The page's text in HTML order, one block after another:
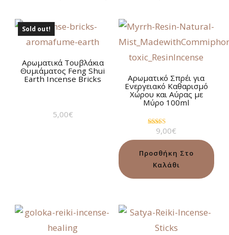
Sold out!
Αρωματικά Τουβλάκια
Θυμιάματος Feng Shui
Earth Incense Bricks
5,00€
Αρωματικό Σπρέι για
Ενεργειακό Καθαρισμό
Χώρου και Αύρας με
Μύρο 100ml
Βαθμολογήθηκε
με
από 5
9,00€
Προσθήκη Στο
Καλάθι